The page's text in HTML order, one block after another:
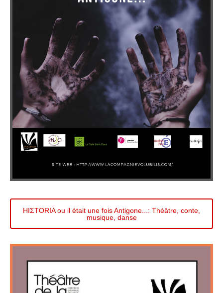
HIΣTORIA ou il était une fois Antigone...: Théâtre, conte,
musique, danse